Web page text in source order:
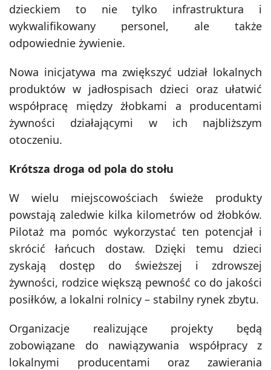
dzieckiem to nie tylko infrastruktura i
wykwalifikowany personel, ale także
odpowiednie żywienie.
Nowa inicjatywa ma zwiększyć udział lokalnych
produktów w jadłospisach dzieci oraz ułatwić
współpracę między żłobkami a producentami
żywności działającymi w ich najbliższym
otoczeniu.
Krótsza droga od pola do stołu
W wielu miejscowościach świeże produkty
powstają zaledwie kilka kilometrów od żłobków.
Pilotaż ma pomóc wykorzystać ten potencjał i
skrócić łańcuch dostaw. Dzięki temu dzieci
zyskają dostęp do świeższej i zdrowszej
żywności, rodzice większą pewność co do jakości
posiłków, a lokalni rolnicy – stabilny rynek zbytu.
Organizacje realizujące projekty będą
zobowiązane do nawiązywania współpracy z
lokalnymi producentami oraz zawierania